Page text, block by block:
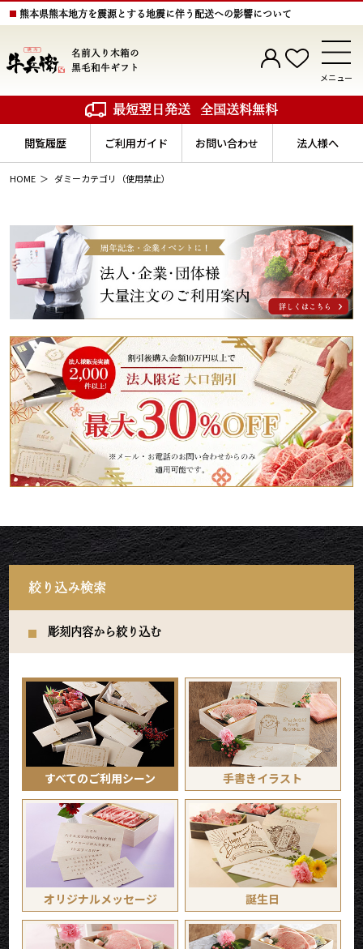
熊本県熊本地方を震源とする地震に伴う配送への影響について
名前入り木箱の
黒毛和牛ギフト
メニュー
最短翌日発送 全国送料無料
閲覧履歴 ご利用ガイド お問い合わせ 法人様へ
HOME ダミーカテゴリ（使用禁止）
絞り込み検索
彫刻内容から絞り込む
すべてのご利用シーン 手書きイラスト
オリジナルメッセージ 誕生日